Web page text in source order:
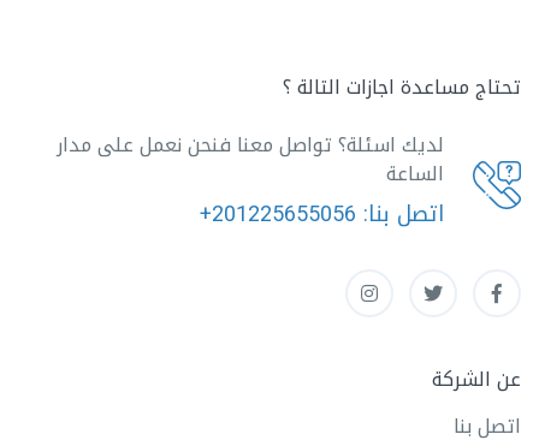
تحتاج مساعدة اجازات التالة ؟
لديك اسئلة؟ تواصل معنا فنحن نعمل على مدار
الساعة
اتصل بنا: +201225655056
عن الشركة
اتصل بنا